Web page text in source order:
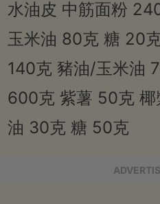
水油皮 中筋面粉
玉米油 80克 糖 20
140克 豬油/玉米油
600克 紫薯 50克
油 30克 糖 50克